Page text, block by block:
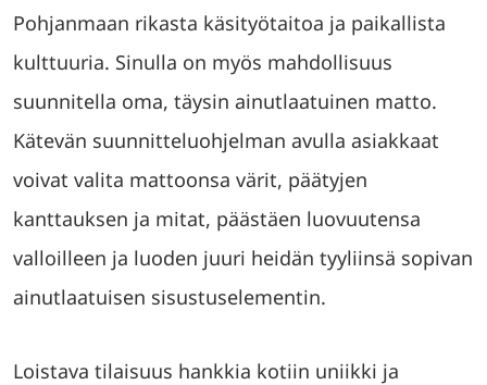
Pohjanmaan rikasta käsityötaitoa ja paikallista
kulttuuria. Sinulla on myös mahdollisuus
suunnitella oma, täysin ainutlaatuinen matto.
Kätevän suunnitteluohjelman avulla asiakkaat
voivat valita mattoonsa värit, päätyjen
kanttauksen ja mitat, päästäen luovuutensa
valloilleen ja luoden juuri heidän tyyliinsä sopivan
ainutlaatuisen sisustuselementin.
Loistava tilaisuus hankkia kotiin uniikki ja